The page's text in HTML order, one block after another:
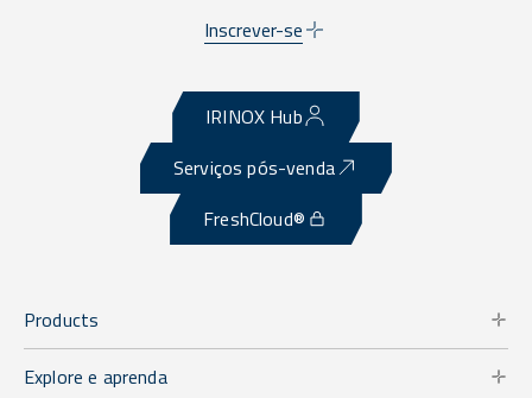
Inscrever-se
IRINOX Hub
Serviços pós-venda
FreshCloud®
Products
Explore e aprenda